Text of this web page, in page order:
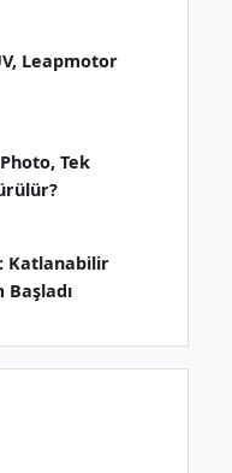
Leapmotor
Tek
Katlanabilir
Başladı